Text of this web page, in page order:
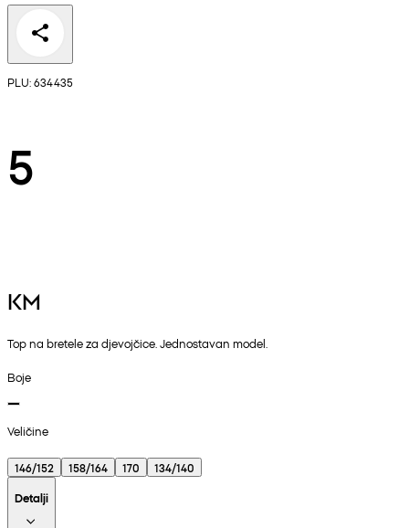
PLU: 634435
5
KM
Top na bretele za djevojčice. Jednostavan model.
Boje
Veličine
146/152 158/164 170
134/140
Detalji